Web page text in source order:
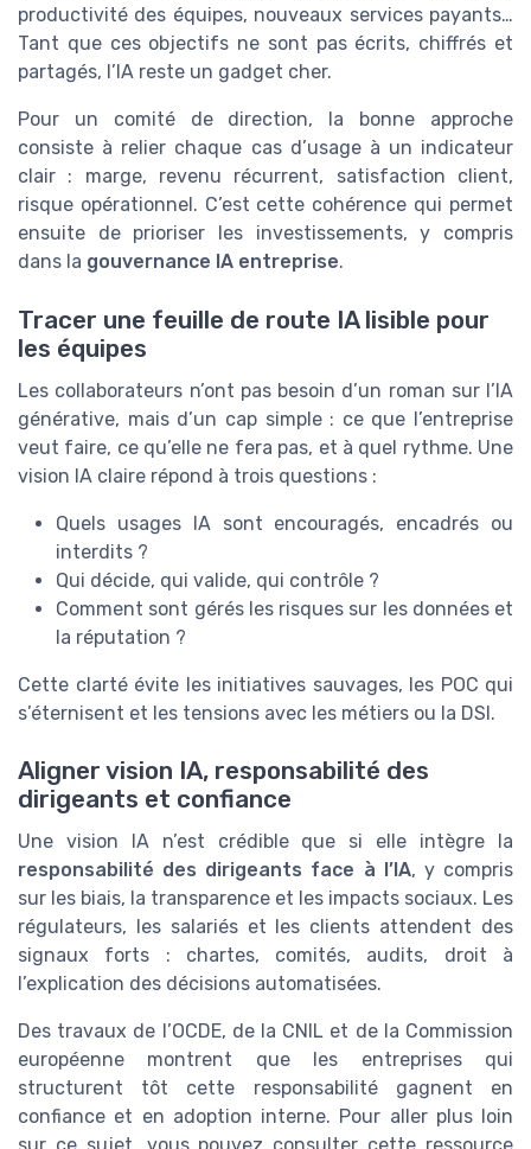
productivité des équipes, nouveaux services payants…
Tant que ces objectifs ne sont pas écrits, chiffrés et
partagés, l’IA reste un gadget cher.
Pour un comité de direction, la bonne approche
consiste à relier chaque cas d’usage à un indicateur
clair : marge, revenu récurrent, satisfaction client,
risque opérationnel. C’est cette cohérence qui permet
ensuite de prioriser les investissements, y compris
dans la gouvernance IA entreprise.
Tracer une feuille de route IA lisible pour
les équipes
Les collaborateurs n’ont pas besoin d’un roman sur l’IA
générative, mais d’un cap simple : ce que l’entreprise
veut faire, ce qu’elle ne fera pas, et à quel rythme. Une
vision IA claire répond à trois questions :
Quels usages IA sont encouragés, encadrés ou
interdits ?
Qui décide, qui valide, qui contrôle ?
Comment sont gérés les risques sur les données et
la réputation ?
Cette clarté évite les initiatives sauvages, les POC qui
s’éternisent et les tensions avec les métiers ou la DSI.
Aligner vision IA, responsabilité des
dirigeants et confiance
Une vision IA n’est crédible que si elle intègre la
responsabilité des dirigeants face à l’IA, y compris
sur les biais, la transparence et les impacts sociaux. Les
régulateurs, les salariés et les clients attendent des
signaux forts : chartes, comités, audits, droit à
l’explication des décisions automatisées.
Des travaux de l’OCDE, de la CNIL et de la Commission
européenne montrent que les entreprises qui
structurent tôt cette responsabilité gagnent en
confiance et en adoption interne. Pour aller plus loin